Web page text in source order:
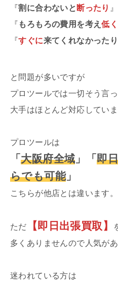
『割に合わないと 断ったり 』
『 もろもろの費用を考え低
『すぐに来てくれなかったり
と問題が多いですが
プロツールでは一切そう言
大手はほとんど対応していま
プロツールは
「大阪府全域 」 「即
らでも可能」
こちらが他店とは違います。
ただ 【即日出張買取】
多くありませんので人気があ
迷われている方は